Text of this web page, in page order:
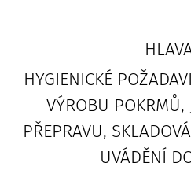
HYGIENICKÉ
VÝROBU POKRMŮ,
PŘEPRAVU,
UVÁDĚNÍ